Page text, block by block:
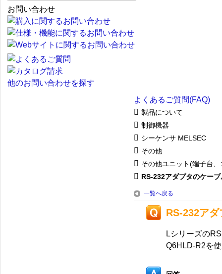
お問い合わせ
他のお問い合わせを探す
よくあるご質問(FAQ)
製品について
制御機器
シーケンサ MELSEC
その他
その他ユニット(端子台
RS-232アダプタのケー
一覧へ戻る
RS-232ア
Lシリーズの
Q6HLD-R2を